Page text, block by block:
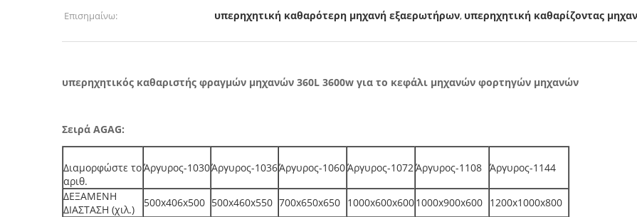
Επισημαίνω:
υπερηχητική καθαρότερη μηχανή εξαερωτήρων, υπερηχητική καθαρίζοντας
υπερηχητικός καθαριστής φραγμών μηχανών 360L 3600w για το κεφάλι μηχανών φορτηγών μηχανών
Σειρά AGAG:
Διαμορφώστε το
αριθ.
Άργυρος-1030Άργυρος-1036Άργυρος-1060Άργυρος-1072Άργυρος-1108 Άργυρος-1144
ΔΕΞΑΜΕΝΗ
ΔΙΑΣΤΑΣΗ (χιλ.)
500x406x500 500x460x550 700x650x650 1000x600x6001000x900x600 1200x1000x800